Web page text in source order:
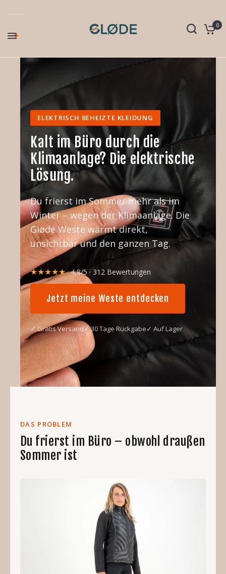
0
ELEKTRISCH BEHEIZTE KLEIDUNG
Kalt im Büro durch die
Klimaanlage? Die elektrische
Lösung.
Du frierst im Sommer mehr als im
Winter – wegen der Klimaanlage. Die
Gløde Weste wärmt direkt,
unsichtbar und den ganzen Tag.
★★★★★ 4,8/5 · 312 Bewertungen
Jetzt meine Weste entdecken
✓ Gratis Versand✓ 30 Tage Rückgabe✓ Auf Lager
DAS PROBLEM
Du frierst im Büro – obwohl draußen
Sommer ist